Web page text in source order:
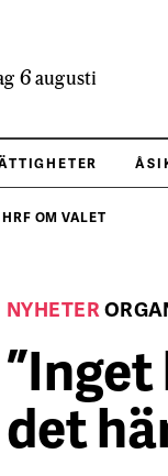
6 augusti
OM VALET
NYHETER
det